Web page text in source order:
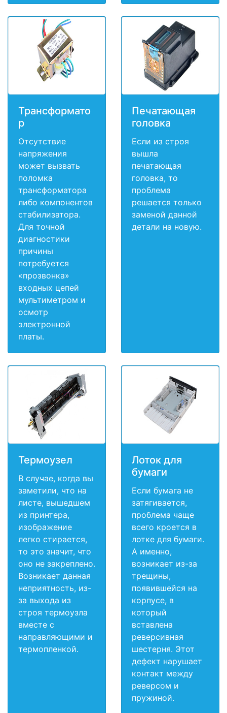
Трансформато
р
Отсутствие
напряжения
может вызвать
поломка
трансформатора
либо компонентов
стабилизатора.
Для точной
диагностики
причины
потребуется
«прозвонка»
входных цепей
мультиметром и
осмотр
электронной
платы.
Печатающая
головка
Если из строя
вышла
печатающая
головка, то
проблема
решается только
заменой данной
детали на новую.
Термоузел
В случае, когда вы
заметили, что на
листе, вышедшем
из принтера,
изображение
легко стирается,
то это значит, что
оно не закреплено.
Возникает данная
неприятность, из-
за выхода из
строя термоузла
вместе с
направляющими и
термопленкой.
Лоток для
бумаги
Если бумага не
затягивается,
проблема чаще
всего кроется в
лотке для бумаги.
А именно,
возникает из-за
трещины,
появившейся на
корпусе, в
который
вставлена
реверсивная
шестерня. Этот
дефект нарушает
контакт между
реверсом и
пружиной.